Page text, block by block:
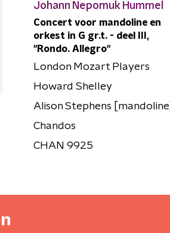
Johann Nepomuk Hummel
Concert voor mandoline en
orkest in G gr.t. - deel III,
"Rondo. Allegro"
London Mozart Players
Howard Shelley
Alison Stephens [mandoline]
Chandos
CHAN 9925